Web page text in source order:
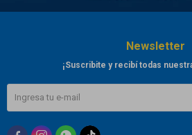
Newsletter
¡Suscribite y recibí todas